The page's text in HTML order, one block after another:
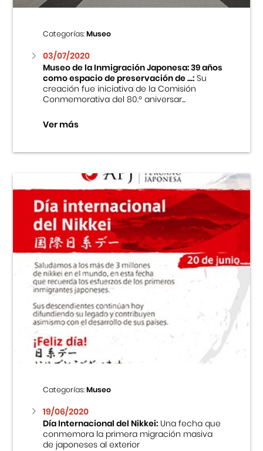
Categorías:Museo
03/07/2020
Museo de la Inmigración Japonesa: 39 años
como espacio de preservación de ...:Su
creación fue iniciativa de la Comisión
Conmemorativa del 80.º aniversar...
Ver más
Categorías:Museo
19/06/2020
Día Internacional del Nikkei:Una fecha que
conmemora la primera migración masiva
de japoneses al exterior